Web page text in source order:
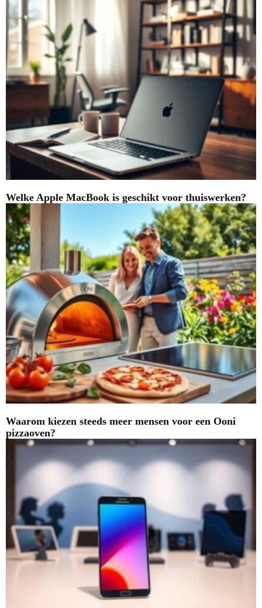
Welke Apple MacBook is geschikt voor thuiswerken?
Waarom kiezen steeds meer mensen voor een Ooni
pizzaoven?